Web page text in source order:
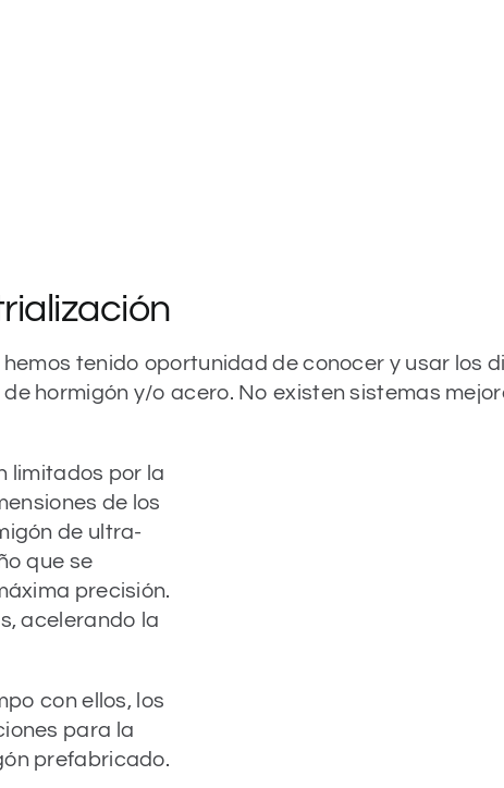
tenido oportunidad de conocer y usar los
hormigón y/o acero. No existen sistemas
limitados por la
de los
de ultra-
que se
precisión.
acelerando la
con ellos, los
para la
prefabricado.